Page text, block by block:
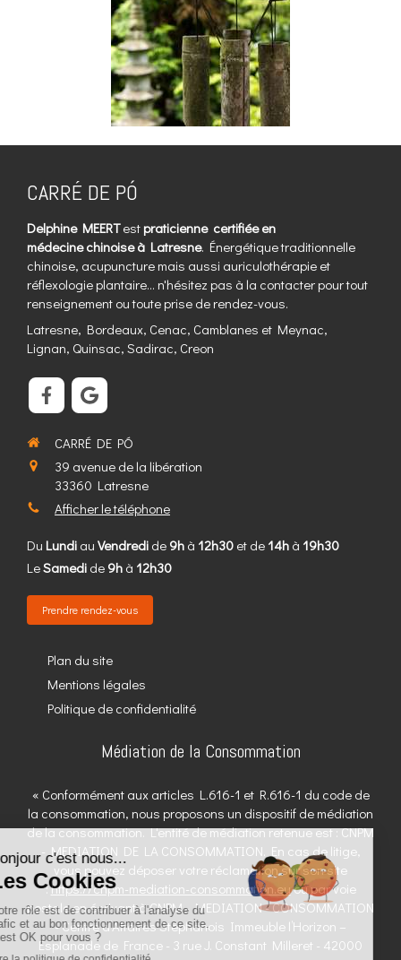
CARRÉ DE PÓ
Delphine MEERTest praticienne certifiée en
médecine chinoise à Latresne. Énergétique traditionnelle
chinoise, acupuncture mais aussi auriculothérapie et
réflexologie plantaire... n'hésitez pas à la contacter pour tout
renseignement ou toute prise de rendez-vous.
Latresne, Bordeaux, Cenac, Camblanes et Meynac,
Lignan, Quinsac, Sadirac, Creon
CARRÉ DE PÓ
39 avenue de la libération
33360 Latresne
Afficher le téléphone
Du Lundi au Vendredi de 9h à 12h30 et de 14h à 19h30
LeSamedi de 9h à 12h30
Prendre rendez-vous
Plan du site
Mentions légales
Politique de confidentialité
Médiation de la Consommation
« Conformément aux articles L.616-1 et R.616-1 du code de
la consommation, nous proposons un dispositif de médiation
de la consommation. L'entité de médiation retenue est : CNPM
- MEDIATION DE LA CONSOMMATION. En cas de litige,
vous pouvez déposer votre réclamation sur son site
:https://cnpm-mediation-consommation.euou par voie
postale en écrivant à CNPM - MEDIATION - CONSOMMATION
- Centre d’Affaires Stéphanois Immeuble l’Horizon –
Esplanade de France - 3 rue J. Constant Milleret - 42000